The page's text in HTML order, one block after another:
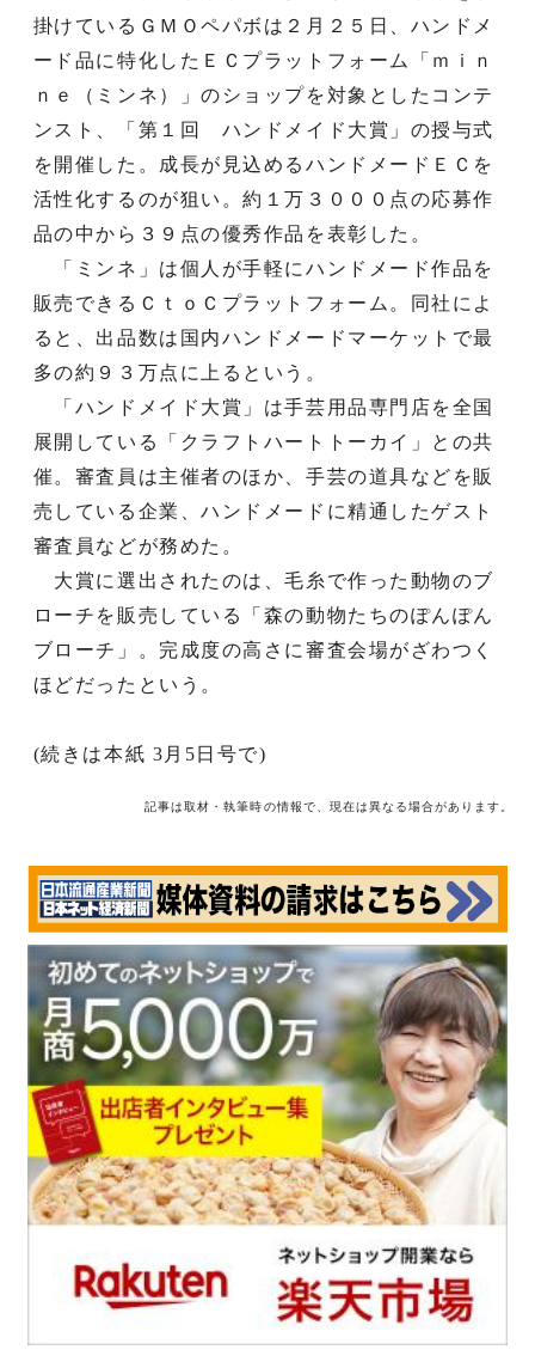
掛けているＧＭＯペパボは２月２５日、ハンドメ
ード品に特化したＥＣプラットフォーム「ｍｉｎ
ｎｅ（ミンネ）」のショップを対象としたコンテ
ンスト、「第１回 ハンドメイド大賞」の授与式
を開催した。成長が見込めるハンドメードＥＣを
活性化するのが狙い。約１万３０００点の応募作
品の中から３９点の優秀作品を表彰した。
「ミンネ」は個人が手軽にハンドメード作品を
販売できるＣｔｏＣプラットフォーム。同社によ
ると、出品数は国内ハンドメードマーケットで最
多の約９３万点に上るという。
「ハンドメイド大賞」は手芸用品専門店を全国
展開している「クラフトハートトーカイ」との共
催。審査員は主催者のほか、手芸の道具などを販
売している企業、ハンドメードに精通したゲスト
審査員などが務めた。
大賞に選出されたのは、毛糸で作った動物のブ
ローチを販売している「森の動物たちのぽんぽん
ブローチ」。完成度の高さに審査会場がざわつく
ほどだったという。
(続きは本紙 3月5日号で)
記事は取材・執筆時の情報で、現在は異なる場合があります。